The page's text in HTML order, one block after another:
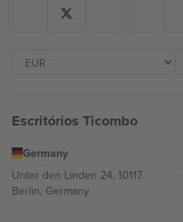
Escritórios Ticombo
Germany
Unter den Linden 24, 10117
Berlin, Germany